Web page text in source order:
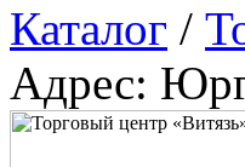
Каталог /
Адрес: